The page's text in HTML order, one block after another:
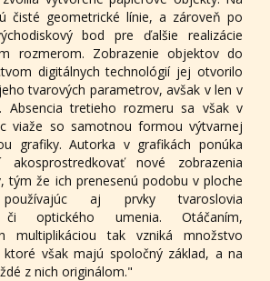
čisté geometrické línie, a zároveň po
bod pre ďalšie realizácie
rozmerom. Zobrazenie objektov do
digitálnych technológií jej otvorilo
tvarových parametrov, avšak v len v
Absencia tretieho rozmeru sa však v
viaže so samotnou formou výtvarnej
grafiky. Autorka v grafikách ponúka
akosprostredkovať nové zobrazenia
tým že ich prenesenú podobu v ploche
aj prvky tvaroslovia
či optického umenia. Otáčaním,
multiplikáciou tak vzniká množstvo
ktoré však majú spoločný základ, a na
z nich originálom."